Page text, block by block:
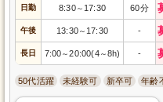
日勤 8:30～ 17:30 60分
午後 13:30～ 17:30 -
長日 7:00～20:00(4～8h) -
50代活躍 未経験可 新卒可 年齢